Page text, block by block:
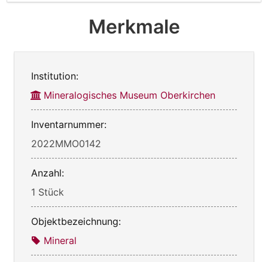
Merkmale
Institution:
Mineralogisches Museum Oberkirchen
Inventarnummer:
2022MMO0142
Anzahl:
1 Stück
Objektbezeichnung:
Mineral